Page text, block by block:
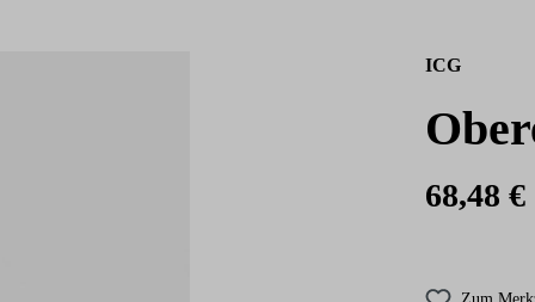
ICG
68,48 €